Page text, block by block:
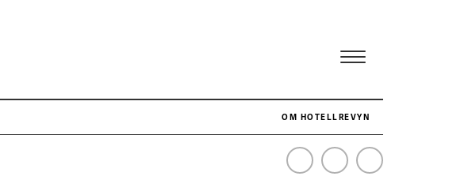
OM HOTELLREVYN
NÄR HOTELLREVYN SLOG SVENSKT REKORD I SIMPELHET